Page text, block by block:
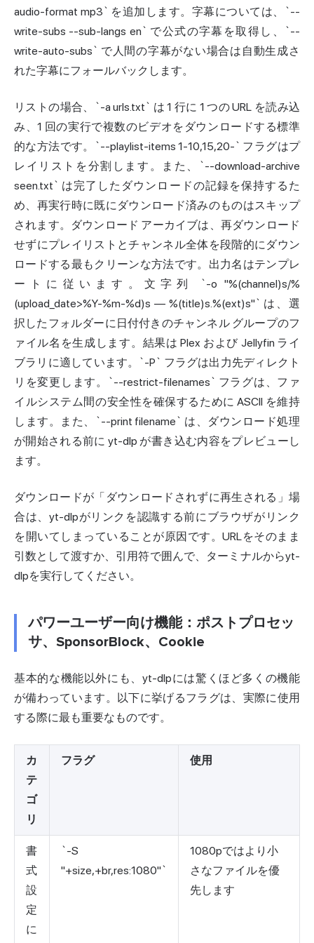
audio-format mp3` を追加します。字幕については、`--
write-subs --sub-langs en` で公式の字幕を取得し、`--
write-auto-subs` で人間の字幕がない場合は自動生成さ
れた字幕にフォールバックします。
リストの場合、`-a urls.txt` は 1 行に 1 つの URL を読み込
み、1 回の実行で複数のビデオをダウンロードする標準
的な方法です。`--playlist-items 1-10,15,20-` フラグはプ
レイリストを分割します。また、`--download-archive
seen.txt` は完了したダウンロードの記録を保持するた
め、再実行時に既にダウンロード済みのものはスキップ
されます。ダウンロード アーカイブは、再ダウンロード
せずにプレイリストとチャンネル全体を段階的にダウン
ロードする最もクリーンな方法です。出力名はテンプレ
ートに従います。文字列 `-o "%(channel)s/%
(upload_date>%Y-%m-%d)s — %(title)s.%(ext)s"` は、選
択したフォルダーに日付付きのチャンネル グループのフ
ァイル名を生成します。結果は Plex および Jellyfin ライ
ブラリに適しています。`-P` フラグは出力先ディレクト
リを変更します。`--restrict-filenames` フラグは、ファ
イルシステム間の安全性を確保するために ASCII を維持
します。また、`--print filename` は、ダウンロード処理
が開始される前に yt-dlp が書き込む内容をプレビューし
ます。
ダウンロードが「ダウンロードされずに再生される」場
合は、yt-dlpがリンクを認識する前にブラウザがリンク
を開いてしまっていることが原因です。URLをそのまま
引数として渡すか、引用符で囲んで、ターミナルからyt-
dlpを実行してください。
パワーユーザー向け機能：ポストプロセッ
サ、SponsorBlock、Cookie
基本的な機能以外にも、yt-dlpには驚くほど多くの機能
が備わっています。以下に挙げるフラグは、実際に使用
する際に最も重要なものです。
カ
テ
ゴ
リ
フラグ 使用
書
式
設
定
に
`-S
"+size,+br,res:1080"`
1080pではより小
さなファイルを優
先します